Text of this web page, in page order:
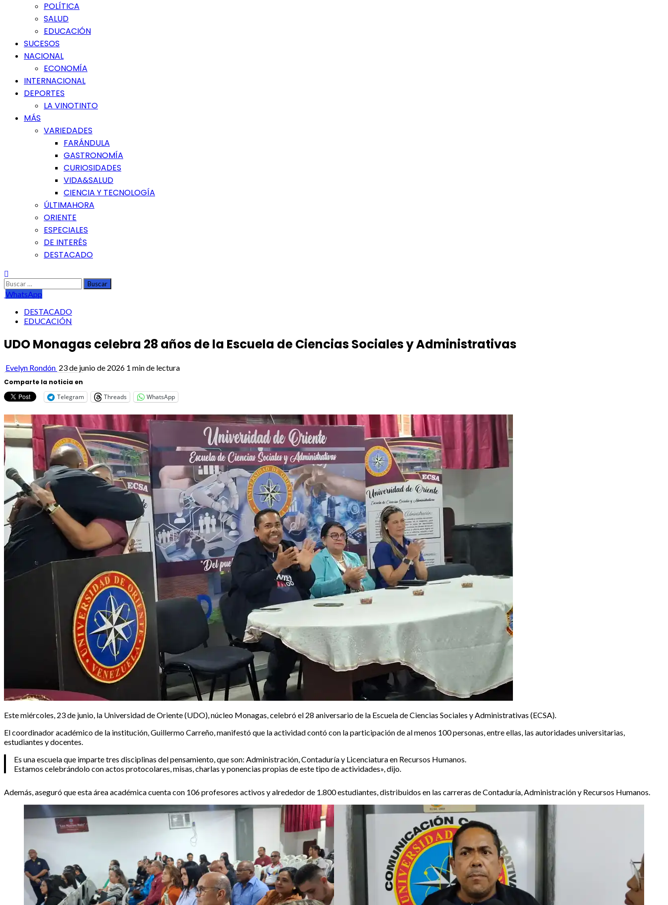
POLÍTICA
SALUD
EDUCACIÓN
SUCESOS
NACIONAL
ECONOMÍA
INTERNACIONAL
DEPORTES
LA VINOTINTO
MÁS
VARIEDADES
FARÁNDULA
GASTRONOMÍA
CURIOSIDADES
VIDA&SALUD
CIENCIA Y TECNOLOGÍA
ÚLTIMAHORA
ORIENTE
ESPECIALES
DE INTERÉS
DESTACADO
Buscar:
WhatsApp
DESTACADO
EDUCACIÓN
UDO Monagas celebra 28 años de la Escuela de Ciencias Sociales y Administrativas
Evelyn Rondón 23 de junio de 2026 1 min de lectura
Comparte la noticia en
Telegram
Threads WhatsApp
Este miércoles, 23 de junio, la Universidad de Oriente (UDO), núcleo Monagas, celebró el 28 aniversario de la Escuela de Ciencias Sociales y Administrativas (ECSA).
El coordinador académico de la institución, Guillermo Carreño, manifestó que la actividad contó con la participación de al menos 100 personas, entre ellas, las autoridades universitarias,
estudiantes y docentes.
Es una escuela que imparte tres disciplinas del pensamiento, que son: Administración, Contaduría y Licenciatura en Recursos Humanos.
​Estamos celebrándolo con actos protocolares, misas, charlas y ponencias propias de este tipo de actividades», dijo.
Además, aseguró que esta área académica cuenta con 106 profesores activos y alrededor de 1.800 estudiantes, distribuidos en las carreras de Contaduría, Administración y Recursos Humanos.